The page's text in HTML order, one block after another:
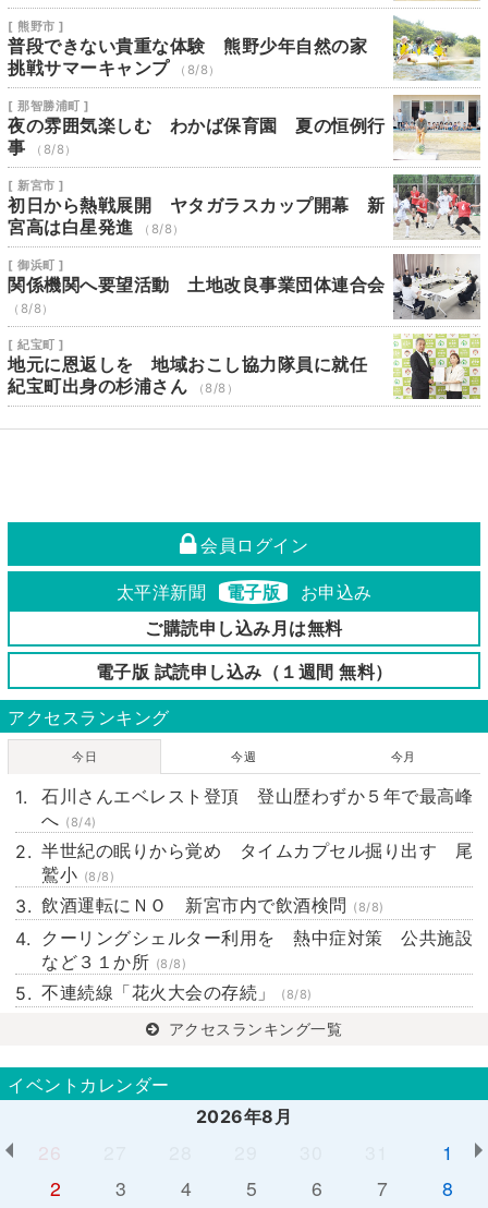
[ 熊野市 ]
普段できない貴重な体験 熊野少年自然の家
挑戦サマーキャンプ
（8/8）
[ 那智勝浦町 ]
夜の雰囲気楽しむ わかば保育園 夏の恒例行
事
（8/8）
[ 新宮市 ]
初日から熱戦展開 ヤタガラスカップ開幕 新
宮高は白星発進
（8/8）
[ 御浜町 ]
関係機関へ要望活動 土地改良事業団体連合会
（8/8）
[ 紀宝町 ]
地元に恩返しを 地域おこし協力隊員に就任
紀宝町出身の杉浦さん
（8/8）
会員ログイン
太平洋新聞 電子版
お申込み
ご購読申し込み月は無料
電子版 試読申し込み（１週間 無料）
アクセスランキング
今日 今週 今月
石川さんエベレスト登頂 登山歴わずか５年で最高峰
へ (8/4)
半世紀の眠りから覚め タイムカプセル掘り出す 尾
鷲小 (8/8)
飲酒運転にＮＯ 新宮市内で飲酒検問 (8/8)
クーリングシェルター利用を 熱中症対策 公共施設
など３１か所 (8/8)
不連続線「花火大会の存続」 (8/8)
アクセスランキング一覧
イベントカレンダー
2026年8月
26
1
2
3 4 5 6 7
8